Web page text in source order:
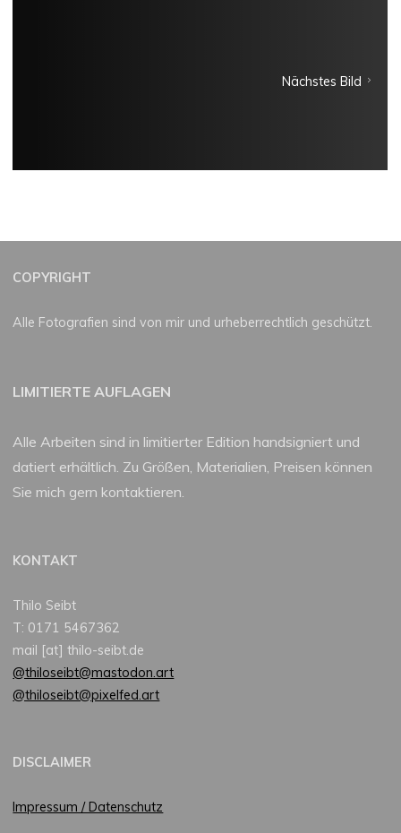
Nächstes Bild
COPYRIGHT
Alle Fotografien sind von mir und urheberrechtlich geschützt.
LIMITIERTE AUFLAGEN
Alle Arbeiten sind in limitierter Edition handsigniert und
datiert erhältlich. Zu Größen, Materialien, Preisen können
Sie mich gern kontaktieren.
KONTAKT
Thilo Seibt
T: 0171 5467362
mail [at] thilo-seibt.de
@thiloseibt@mastodon.art
@thiloseibt@pixelfed.art
DISCLAIMER
Impressum / Datenschutz